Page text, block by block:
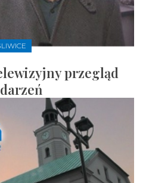
przegląd